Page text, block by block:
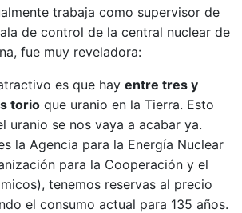
trabaja como supervisor de
de control de la central nuclear de
fue muy reveladora:
es que hay entre tres y
torio que uranio en la Tierra. Esto
uranio se nos vaya a acabar ya.
la Agencia para la Energía Nuclear
para la Cooperación y el
tenemos reservas al precio
el consumo actual para 135 años.